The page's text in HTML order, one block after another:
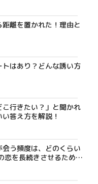
離を置かれた！理由と
はあり？どんな誘い方
行きたい？」と聞かれ
答え方を解説！
う頻度は、どのくらい
恋を長続きさせるために
ト有り》